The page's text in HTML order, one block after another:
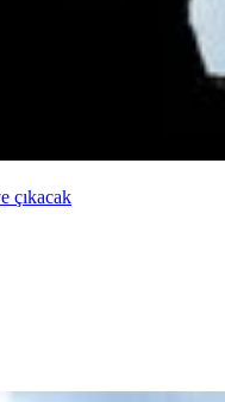
çıkacak